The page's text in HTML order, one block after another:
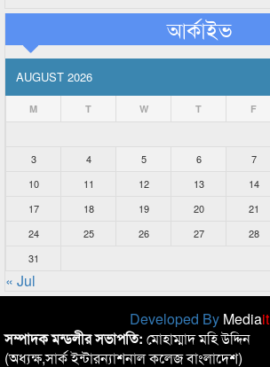
আর্কাইভ
AUGUST 2026
M T W T F
3
4 5 6 7
10
11 12 13 14
17
18 19 20 21
24
25 26 27 28
31
« Jul
Developed By Mediait
সম্পাদক মন্ডলীর সভাপতি: মোহাম্মাদ মহি উদ্দিন
(অধ্যক্ষ,সার্ক ইন্টারন্যাশনাল কলেজ বাংলাদেশ)